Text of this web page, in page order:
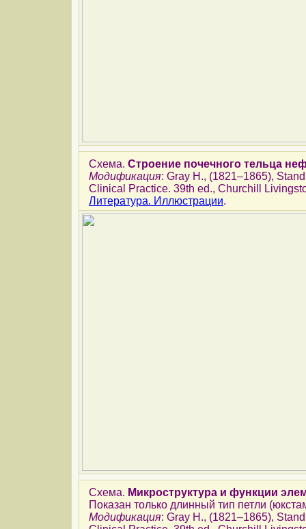
Схема. Строение почечного тельца
Модификация: Gray H., (1821–1865),
Clinical Practice. 39th ed., Churchill
Литература. Иллюстрации.
Схема. Микроструктура и функции
Показан только длинный тип петли
Модификация: Gray H., (1821–1865),